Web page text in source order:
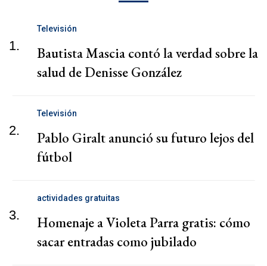
1.
Televisión
Bautista Mascia contó la verdad sobre la
salud de Denisse González
2.
Televisión
Pablo Giralt anunció su futuro lejos del
fútbol
3.
actividades gratuitas
Homenaje a Violeta Parra gratis: cómo
sacar entradas como jubilado